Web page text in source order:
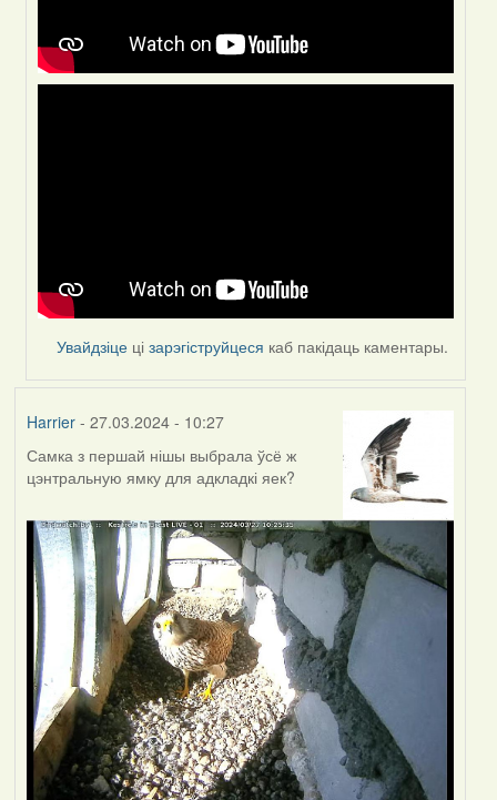
Увайдзіце цізарэгіструйцеся каб пакідаць каментары.
Harrier- 27.03.2024 - 10:27
Самка з першай нішы выбрала ўсё ж
цэнтральную ямку для адкладкі яек?